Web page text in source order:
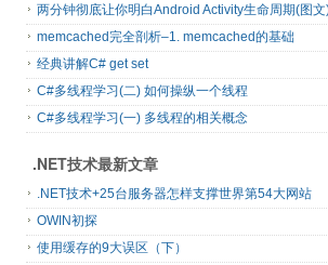
两分钟彻底让你明白Android Activity生命周期(图文
memcached完全剖析–1. memcached的基础
经典讲解C# get set
C#多线程学习(二) 如何操纵一个线程
C#多线程学习(一) 多线程的相关概念
.NET技术最新文章
.NET技术+25台服务器怎样支撑世界第54大网站
OWIN初探
使用缓存的9大误区（下）